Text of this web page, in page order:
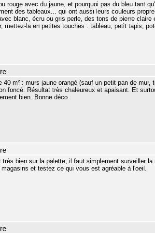
rouge avec du jaune, et pourquoi pas du bleu tant
des tableaux... qui ont aussi leurs couleurs
blanc, écru ou gris perle, des tons de pierre
mettez-la en petites touches : tableau, petit tapis,
40 m² : murs jaune orangé (sauf un petit pan de
foncé. Résultat très chaleureux et apaisant. Et
bien. Bonne déco.
très bien sur la palette, il faut simplement surveiller
et testez ce qui vous est agréable à l'oeil.